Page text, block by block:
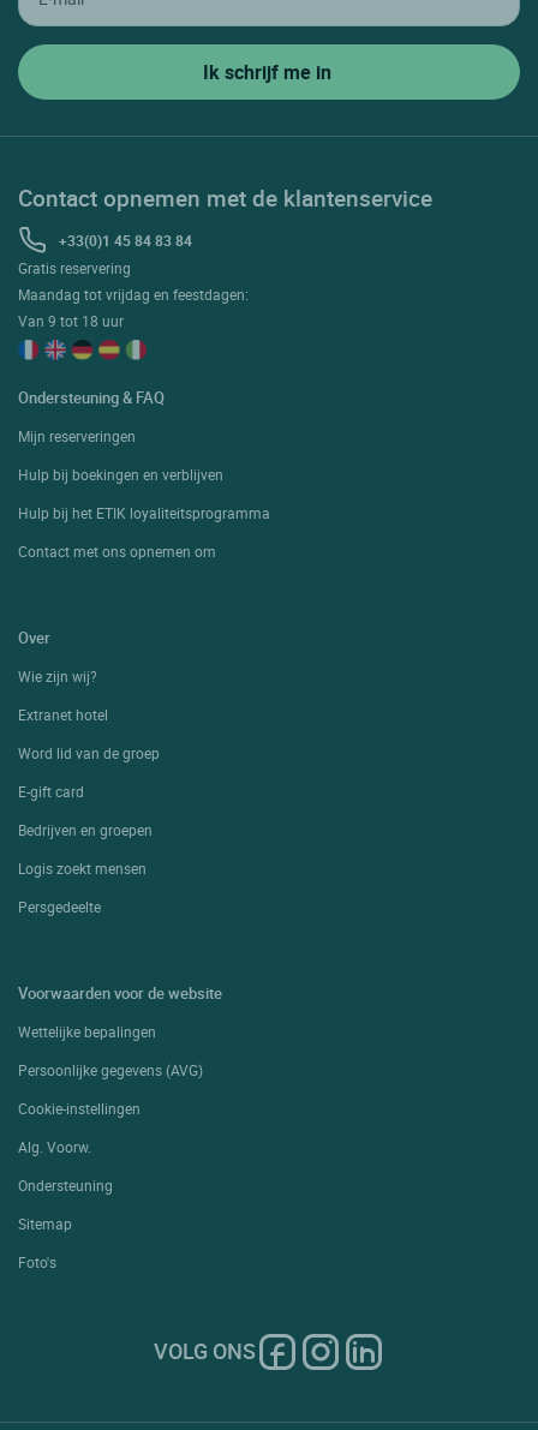
Contact opnemen met de klantenservice
+33(0)1 45 84 83 84
Gratis reservering
Maandag tot vrijdag en feestdagen:
Van 9 tot 18 uur
Ondersteuning & FAQ
Mijn reserveringen
Hulp bij boekingen en verblijven
Hulp bij het ETIK loyaliteitsprogramma
Contact met ons opnemen om
Over
Wie zijn wij?
Extranet hotel
Word lid van de groep
E-gift card
Bedrijven en groepen
Logis zoekt mensen
Persgedeelte
Voorwaarden voor de website
Wettelijke bepalingen
Persoonlijke gegevens (AVG)
Cookie-instellingen
Alg. Voorw.
Ondersteuning
Sitemap
Foto's
VOLG ONS